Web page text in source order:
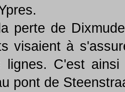
perte de
visaient à
lignes. C'est
pont de